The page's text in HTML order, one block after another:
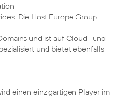
Die Host Europe Group
und ist auf Cloud- und
und bietet ebenfalls
einen einzigartigen Player im